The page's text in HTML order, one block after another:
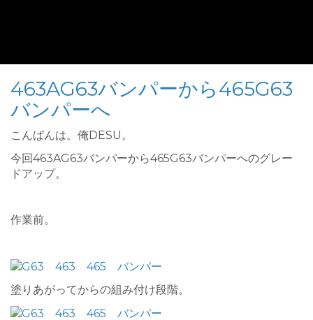
463AG63バンパーから465G63
バンパーへ
こんばんは。俺DESU。
今回463AG63バンパーから465G63バンパーへのグレー
ドアップ。
作業前。
塗りあがってからの組み付け段階。